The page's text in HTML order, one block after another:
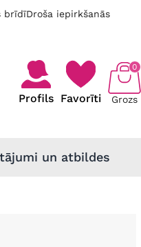
brīdīDroša iepirkšanās
Profils Favorīti Grozs
0
un atbildes